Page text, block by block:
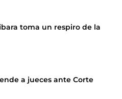
toma un respiro de la
a jueces ante Corte